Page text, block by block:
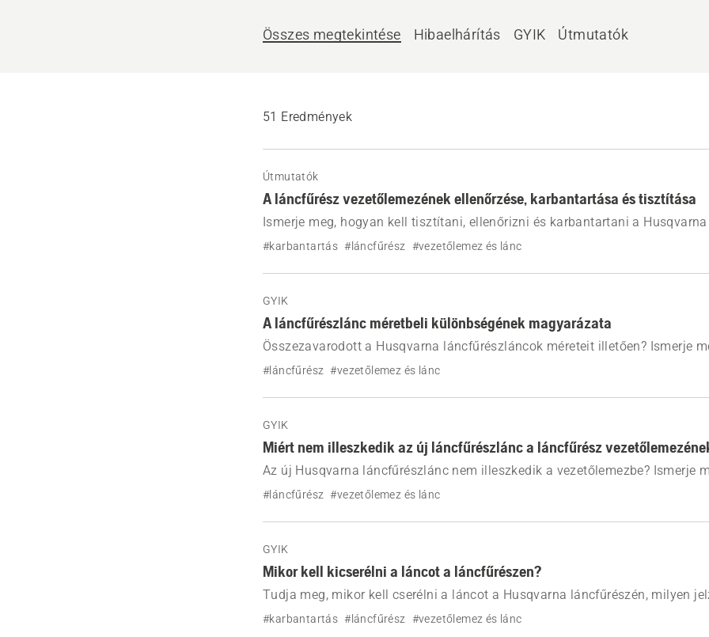
Összes megtekintése Hibaelhárítás GYIK Útmutatók
51 Eredmények
Útmutatók
A láncfűrész vezetőlemezének ellenőrzése, karbantartása és tisztítása
Ismerje meg, hogyan kell tisztítani, ellenőrizni és karbantartani a
vezetőlemezét. Kövesse az egyszerű lépéseket a vágási teljesítmény
érdekében.
#karbantartás #láncfűrész #vezetőlemez és lánc
GYIK
A láncfűrészlánc méretbeli különbségének magyarázata
Összezavarodott a Husqvarna láncfűrészláncok méreteit illetően? Ismerje
különbséget az osztásköz, a vastagság és a hajtószemek között, valamint
#láncfűrész #vezetőlemez és lánc
GYIK
Miért nem illeszkedik az új láncfűrészlánc a láncfűrész
Az új Husqvarna láncfűrészlánc nem illeszkedik a vezetőlemezbe? Ismerje
ellenőrizheti a lánc vastagságát, osztásközét, a hajtószemeket és a
problémákat.
#láncfűrész #vezetőlemez és lánc
GYIK
Mikor kell kicserélni a láncot a láncfűrészen?
Tudja meg, mikor kell cserélni a láncot a Husqvarna láncfűrészén, milyen
kopásra, és mikor már nem elegendő az élezés a vágási teljesítmény
#karbantartás #láncfűrész #vezetőlemez és lánc